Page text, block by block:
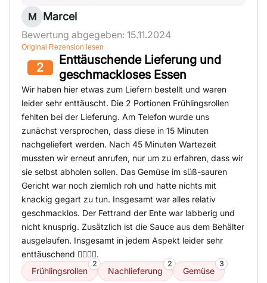
M Marcel
Bewertung abgegeben: 15.11.2024
Original Rezension lesen
2
Enttäuschende Lieferung und
geschmackloses Essen
Wir haben hier etwas zum Liefern bestellt und waren
leider sehr enttäuscht. Die 2 Portionen Frühlingsrollen
fehlten bei der Lieferung. Am Telefon wurde uns
zunächst versprochen, dass diese in 15 Minuten
nachgeliefert werden. Nach 45 Minuten Wartezeit
mussten wir erneut anrufen, nur um zu erfahren, dass wir
sie selbst abholen sollen. Das Gemüse im süß-sauren
Gericht war noch ziemlich roh und hatte nichts mit
knackig gegart zu tun. Insgesamt war alles relativ
geschmacklos. Der Fettrand der Ente war labberig und
nicht knusprig. Zusätzlich ist die Sauce aus dem Behälter
ausgelaufen. Insgesamt in jedem Aspekt leider sehr
enttäuschend 👎🏻👎🏻.
Frühlingsrollen
2
Nachlieferung
2
Gemüse
3